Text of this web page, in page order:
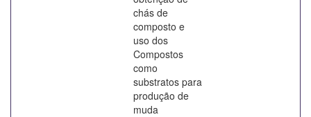
chás de
composto e
uso dos
Compostos
como
substratos para
produção de
muda